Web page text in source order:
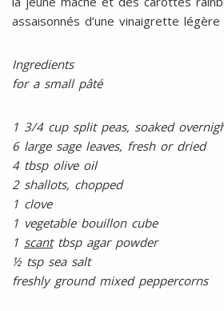
assaisonnés d’une vinaigrette légère
Ingredients
for a small pâté
1 3/4 cup split peas, soaked
6 large sage leaves, fresh or dried
4 tbsp olive oil
2 shallots, chopped
1 clove
1 vegetable bouillon cube
1 scanttbsp agar powder
½ tsp sea salt
freshly ground mixed peppercorns